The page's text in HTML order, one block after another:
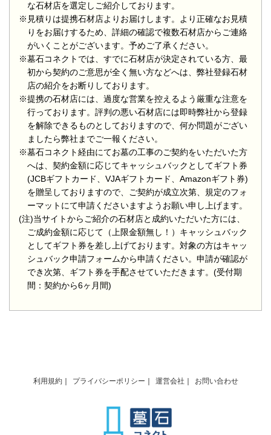
な石材店を選定しご紹介しております。
※見積りは提携石材店よりお届けします。より正確なお見積
りをお届けするため、詳細の確認で複数石材店からご連絡
がいくことがございます。予めご了承ください。
※墓石コネクトでは、すでに石材店が決定されている方、最
初から契約のご意思が全く無い方などへは、弊社登録石材
店の紹介をお断りしております。
※提携の石材店には、過度な営業を控えるよう厳重な注意を
行っております。評判の悪い石材店には即時弊社から登録
を解除できるものとしておりますので、何か問題がござい
ましたら弊社までご一報ください。
※墓石コネクト経由にてお墓の工事のご契約をいただいた方
へは、契約金額に応じてキャッシュバックとしてギフト券
(JCBギフトカード、VJAギフトカード、Amazonギフト券)
を贈呈しておりますので、ご契約が成立次第、規定のフォ
ーマットにて申請くださいますようお願い申し上げます。
(注)当サイトからご紹介の石材店と成約いただいた方には、
ご成約金額に応じて（上限金額無し！）キャッシュバック
としてギフト券を差し上げております。対象の方はキャッ
シュバック申請フォームから申請ください。申請が確認が
でき次第、ギフト券を手配させていただきます。(受付期
間：契約から6ヶ月間)
利用規約 プライバシーポリシー 運営会社 お問い合わせ